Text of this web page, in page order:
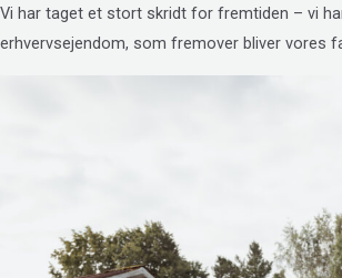
Vi har taget et stort skridt for fremtiden – vi
erhvervsejendom, som fremover bliver vores